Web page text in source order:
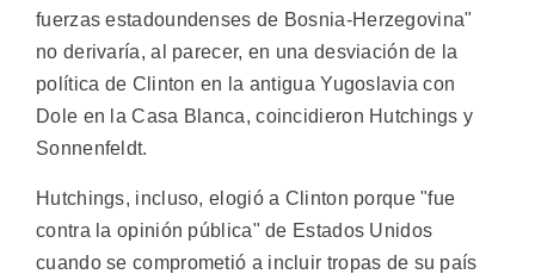
fuerzas estadoundenses de Bosnia-Herzegovina"
no derivaría, al parecer, en una desviación de la
política de Clinton en la antigua Yugoslavia con
Dole en la Casa Blanca, coincidieron Hutchings y
Sonnenfeldt.
Hutchings, incluso, elogió a Clinton porque "fue
contra la opinión pública" de Estados Unidos
cuando se comprometió a incluir tropas de su país